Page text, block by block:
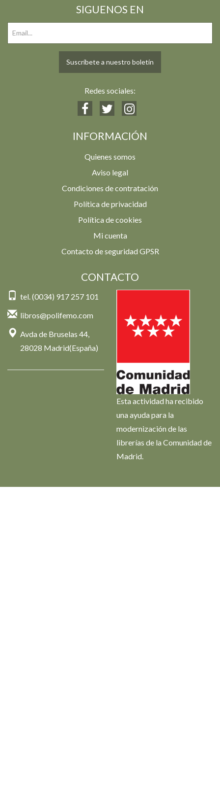
SIGUENOS EN
Suscríbete a nuestro boletín
Redes sociales:
INFORMACIÓN
Quienes somos
Aviso legal
Condiciones de contratación
Política de privacidad
Política de cookies
Mi cuenta
Contacto de seguridad GPSR
CONTACTO
tel. (0034) 917 257 101
libros@polifemo.com
Avda de Bruselas 44,
28028 Madrid(España)
Esta actividad ha recibido
una ayuda para la
modernización de las
librerías de la Comunidad de
Madrid.